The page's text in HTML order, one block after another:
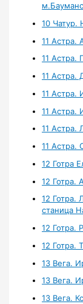
10 Чатур.
11 Астра.
11 Астра.
11 Астра.
11 Астра.
11 Астра.
11 Астра.
11 Астра.
12 Готра
12 Готра.
12 Готра.
станица
12 Готра.
12 Готра.
13 Вега.
13 Вега.
13 Вега.